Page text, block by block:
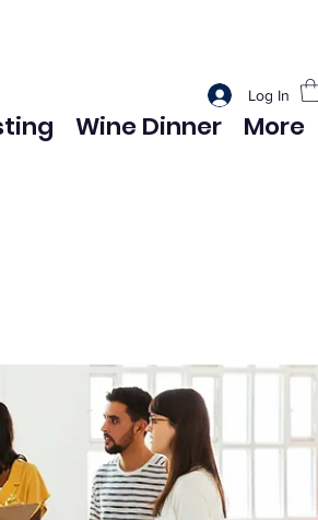
Log In
Wine Dinner More